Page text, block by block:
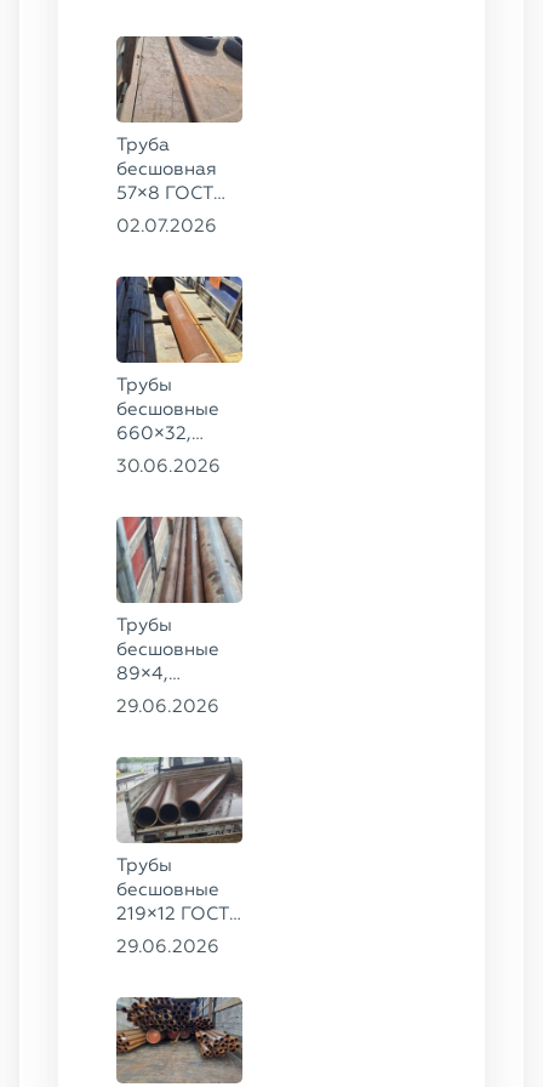
Труба
бесшовная
57×8 ГОСТ
8732-78
02.07.2026
Трубы
бесшовные
660×32,
426×28,
8732-78
сталь 09Г2С
30.06.2026
Трубы
бесшовные
89×4,
203×20,
09Г2С
29.06.2026
Трубы
бесшовные
219×12 ГОСТ
8732-78, ст.
29.06.2026